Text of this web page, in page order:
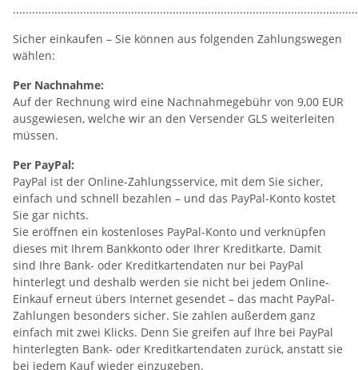
Sicher einkaufen – Sie können aus folgenden Zahlungswegen
wählen:
Per Nachnahme:
Auf der Rechnung wird eine Nachnahmegebühr von 9,00 EUR
ausgewiesen, welche wir an den Versender GLS weiterleiten
müssen.
Per PayPal:
PayPal ist der Online-Zahlungsservice, mit dem Sie sicher,
einfach und schnell bezahlen – und das PayPal-Konto kostet
Sie gar nichts.
Sie eröffnen ein kostenloses PayPal-Konto und verknüpfen
dieses mit Ihrem Bankkonto oder Ihrer Kreditkarte. Damit
sind Ihre Bank- oder Kreditkartendaten nur bei PayPal
hinterlegt und deshalb werden sie nicht bei jedem Online-
Einkauf erneut übers Internet gesendet – das macht PayPal-
Zahlungen besonders sicher. Sie zahlen außerdem ganz
einfach mit zwei Klicks. Denn Sie greifen auf Ihre bei PayPal
hinterlegten Bank- oder Kreditkartendaten zurück, anstatt sie
bei jedem Kauf wieder einzugeben.